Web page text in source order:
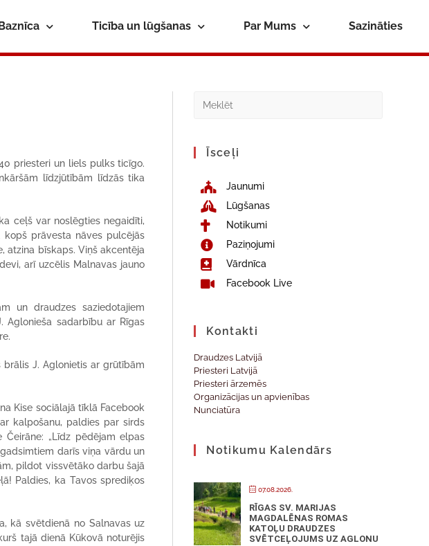
Ticība un lūgšanas Par Mums Sazināties
priesteri un liels pulks ticīgo.
līdzjūtībām līdzās tika
ceļš var noslēgties negaidīti,
prāvesta nāves pulcējās
atzina bīskaps. Viņš akcentēja
arī uzcēlis Malnavas jauno
un draudzes saziedotajiem
Aglonieša sadarbību ar Rīgas
brālis J. Aglonietis ar grūtībām
Kise sociālajā tīklā Facebook
kalpošanu, paldies par sirds
„Līdz pēdējam elpas
darīs viņa vārdu un
pildot vissvētāko darbu šajā
Paldies, ka Tavos sprediķos
kā svētdienā no Salnavas uz
tajā dienā Kūkovā noturējis
Īsceļi
Jaunumi
Lūgšanas
Notikumi
Paziņojumi
Vārdnīca
Facebook Live
Kontakti
Draudzes Latvijā
Priesteri Latvijā
Priesteri ārzemēs
Organizācijas un apvienības
Nunciatūra
Notikumu Kalendārs
07.08.2026.
RĪGAS SV. MARIJAS
MAGDALĒNAS ROMAS
KATOĻU DRAUDZES
SVĒTCEĻOJUMS UZ AGLONU